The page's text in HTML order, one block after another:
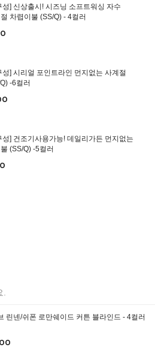
성] 신상출시! 시즈닝 소프트워싱 자수
차렵이불 (SS/Q) - 4컬러
성] 시리얼 포인트라인 먼지없는 사계절
-6컬러
성] 건조기사용가능! 데일리가든 먼지없는
(SS/Q) -5컬러
린넨/쉬폰 로만쉐이드 커튼 블라인드 - 4컬러